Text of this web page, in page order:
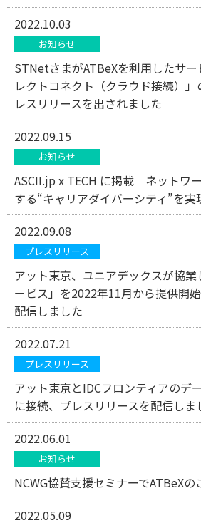
2022.10.03
お知らせ
STNetさまがATBeXを利用したサー
レクトコネクト（クラウド接続）
レスリリースを出されました
2022.09.15
お知らせ
ASCII.jp x TECH に掲載 ネットワ
する“キャリアダイバーシティ”を実
2022.09.08
プレスリリース
アット東京、ユニアデックスが協業
ービス」を2022年11月から提供開
配信しました
2022.07.21
プレスリリース
アット東京とIDCフロンティアのデ
に接続、プレスリリースを配信しま
2022.06.01
お知らせ
NCWG協賛支援セミナーでATBeX
2022.05.09